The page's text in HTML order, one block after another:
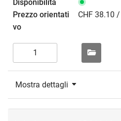
CHF 38.10
Mostra dettagli